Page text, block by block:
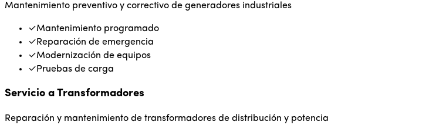
Mantenimiento preventivo y correctivo de generadores industriales
✓Mantenimiento programado
✓ Reparación de emergencia
✓Modernización de equipos
✓ Pruebas de carga
Servicio a Transformadores
Reparación y mantenimiento de transformadores de distribución y potencia